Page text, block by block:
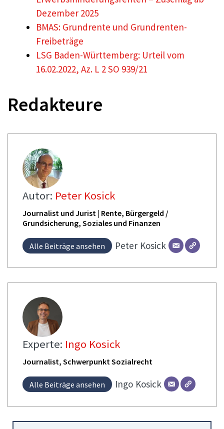
Dezember 2025
BMAS: Grundrente und Grundrenten-
Freibeträge
LSG Baden-Württemberg: Urteil vom
16.02.2022, Az. L 2 SO 939/21
Redakteure
Autor: Peter Kosick
Journalist und Jurist | Rente, Bürgergeld /
Grundsicherung, Soziales und Finanzen
Alle Beiträge ansehen Peter Kosick
Experte: Ingo Kosick
Journalist, Schwerpunkt Sozialrecht
Alle Beiträge ansehen Ingo Kosick